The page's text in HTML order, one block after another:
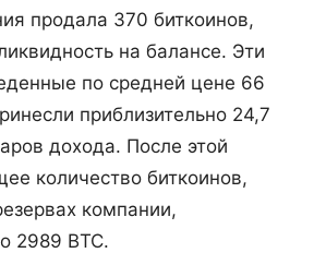
продала 370 биткоинов,
на балансе. Эти
по средней цене 66
приблизительно 24,7
дохода. После этой
количество биткоинов,
компании,
2989 BTC.